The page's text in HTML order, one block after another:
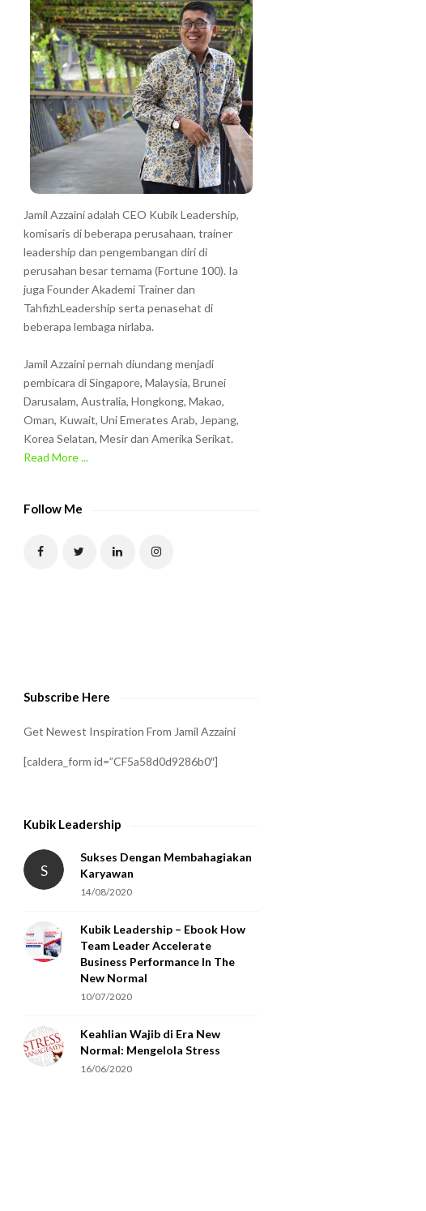
Jamil Azzaini adalah CEO Kubik Leadership,
komisaris di beberapa perusahaan, trainer
leadership dan pengembangan diri di
perusahan besar ternama (Fortune 100). Ia
juga Founder Akademi Trainer dan
TahfizhLeadership serta penasehat di
beberapa lembaga nirlaba.
Jamil Azzaini pernah diundang menjadi
pembicara di Singapore, Malaysia, Brunei
Darusalam, Australia, Hongkong, Makao,
Oman, Kuwait, Uni Emerates Arab, Jepang,
Korea Selatan, Mesir dan Amerika Serikat.
Read More ...
Follow Me
Subscribe Here
Get Newest Inspiration From Jamil Azzaini
[caldera_form id=”CF5a58d0d9286b0″]
Kubik Leadership
S
Sukses Dengan Membahagiakan
Karyawan
14/08/2020
Kubik Leadership – Ebook How
Team Leader Accelerate
Business Performance In The
New Normal
10/07/2020
Keahlian Wajib di Era New
Normal: Mengelola Stress
16/06/2020